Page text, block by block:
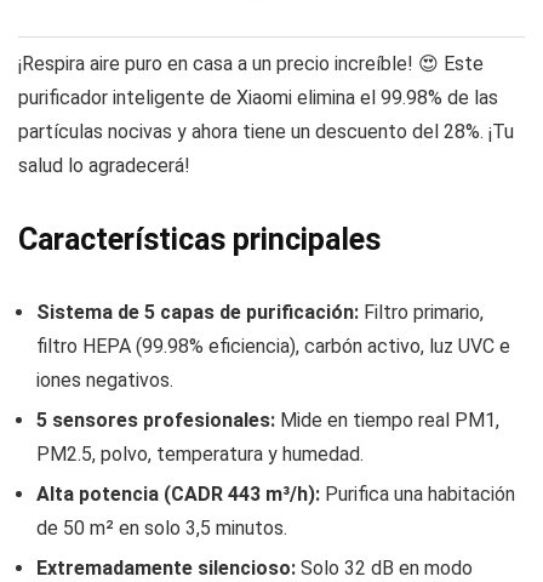
¡Respira aire puro en casa a un precio increíble! 😍 Este
purificador inteligente de Xiaomi elimina el 99.98% de las
partículas nocivas y ahora tiene un descuento del 28%. ¡Tu
salud lo agradecerá!
Características principales
Sistema de 5 capas de purificación: Filtro primario,
filtro HEPA (99.98% eficiencia), carbón activo, luz UVC e
iones negativos.
5 sensores profesionales: Mide en tiempo real PM1,
PM2.5, polvo, temperatura y humedad.
Alta potencia (CADR 443 m³/h): Purifica una habitación
de 50 m² en solo 3,5 minutos.
Extremadamente silencioso: Solo 32 dB en modo